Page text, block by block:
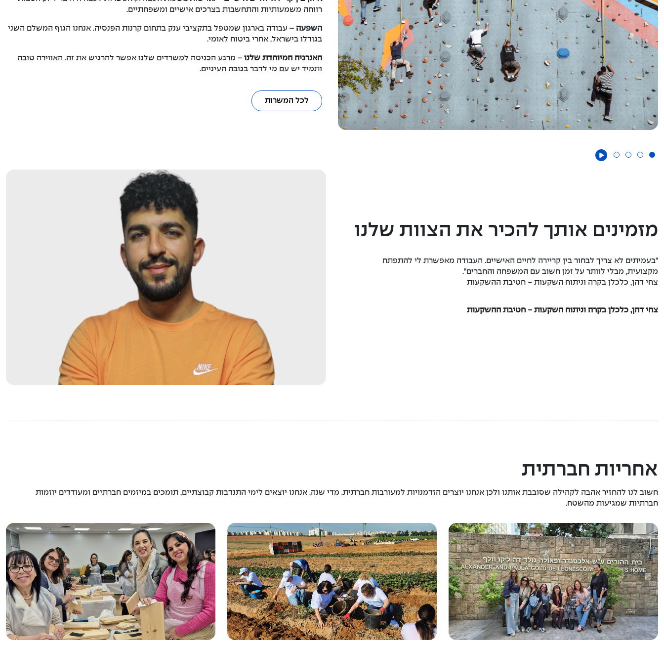
רווחה משמעותיות והתחשבות בצרכים אישיים ומשפחתיים.
השפעה – עבודה בארגון שמטפל בתקציבי ענק בתחום קרנות הפנסיה. אנחנו הגוף המשלם השני
בגודלו בישראל, אחרי ביטוח לאומי.
האנרגיה המיוחדת שלנו – מרגע הכניסה למשרדים שלנו אפשר להרגיש את זה. האווירה טובה
ותמיד יש עם מי לדבר בגובה העיניים.
לכל המשרות
מזמינים אותך להכיר את הצוות שלנו
"בעמיתים לא צריך לבחור בין קריירה לחיים האישיים. העבודה מאפשרת לי להתפתח
מקצועית, מבלי לוותר על זמן חשוב עם המשפחה והחברים".
צחי דהן, כלכלן בקרה וניתוח השקעות - חטיבת ההשקעות
צחי דהן, כלכלן בקרה וניתוח השקעות - חטיבת ההשקעות
אחריות חברתית
חשוב לנו להחזיר אהבה לקהילה שסובבת אותנו ולכן אנחנו יוצרים הזדמנויות למעורבות חברתית. מדי שנה, אנחנו יוצאים לימי התנדבות קבוצתיים, תומכים במיזמים חברתיים ומעודדים יוזמות
חברתיות שמגיעות מהשטח.